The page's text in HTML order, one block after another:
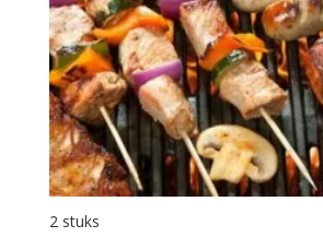
2 stuks